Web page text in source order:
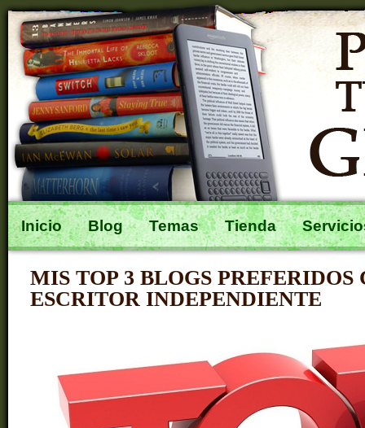
Inicio Blog Temas Tienda
MIS TOP 3 BLOGS PREFERIDOS
ESCRITOR INDEPENDIENTE